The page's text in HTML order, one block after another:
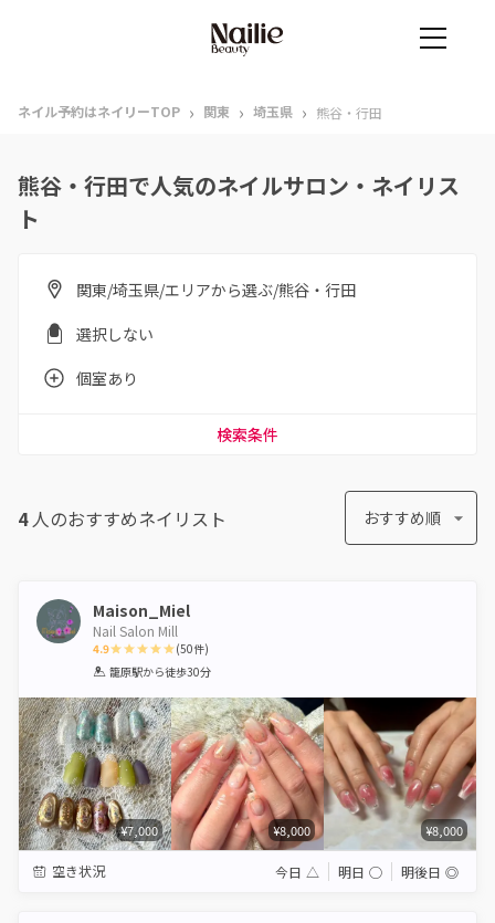
ネイル予約はネイリーTOP › 関東 › 埼玉県 › 熊谷・行田
熊谷・行田で人気のネイルサロン・ネイリス
ト
関東/埼玉県/エリアから選ぶ/熊谷・行田
選択しない
個室あり
検索条件
4人のおすすめネイリスト おすすめ順
Maison_Miel
Nail Salon Mill
4.9
1 2 3 4 5
(50件)
籠原駅から徒歩30分
¥7,000 ¥8,000 ¥8,000
空き状況 今日 △ 明日 ◯ 明後日 ◎